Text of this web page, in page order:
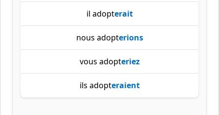
il adopterait
nous adopterions
vous adopteriez
ils adopteraient